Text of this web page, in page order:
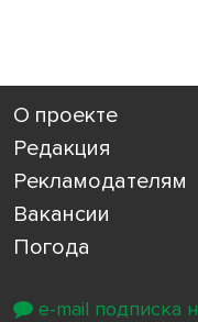
О проекте
Редакция
Рекламодателям
Вакансии
Погода
e-mail подписка